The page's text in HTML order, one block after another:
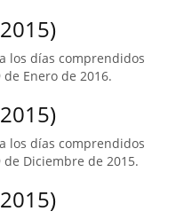
los días comprendidos
Enero de 2016.
los días comprendidos
Diciembre de 2015.